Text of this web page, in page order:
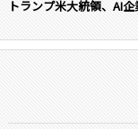
トランプ米大統領、AI